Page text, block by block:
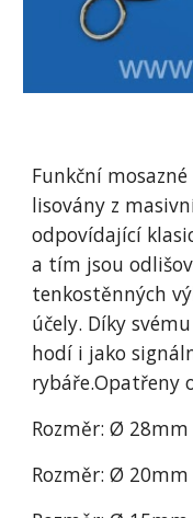
Funkční
lisovány z
odpovídající
a tím jsou
tenkostěnných
účely. Díky
hodí i jako
rybáře.Opatřeny
Rozměr: Ø 28mm
Rozměr: Ø 20mm